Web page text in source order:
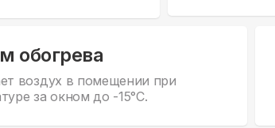
обогрева
воздух в помещении при
за окном до -15°С.